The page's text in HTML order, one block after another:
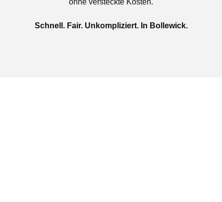
ohne versteckte Kosten.
Schnell. Fair. Unkompliziert. In Bollewick.